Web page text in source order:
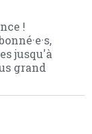
!
jusqu'à
grand